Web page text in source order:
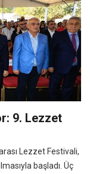
9. Lezzet
Lezzet Festivali,
başladı. Üç